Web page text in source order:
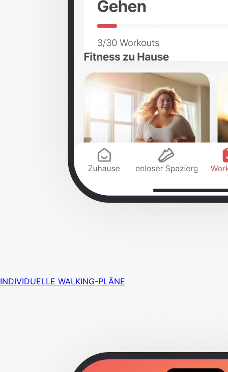
INDIVIDUELLE WALKING-PLÄNE